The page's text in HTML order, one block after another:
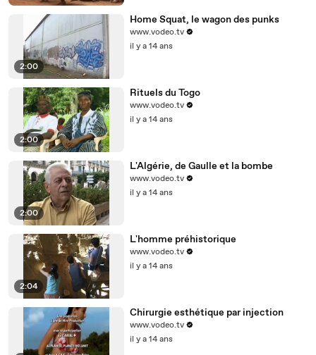
2:00
Home Squat, le wagon des punks
www.vodeo.tv
il y a 14 ans
2:00
Rituels du Togo
www.vodeo.tv
il y a 14 ans
2:00
L'Algérie, de Gaulle et la bombe
www.vodeo.tv
il y a 14 ans
2:04
L'homme préhistorique
www.vodeo.tv
il y a 14 ans
Chirurgie esthétique par injection
www.vodeo.tv
il y a 14 ans